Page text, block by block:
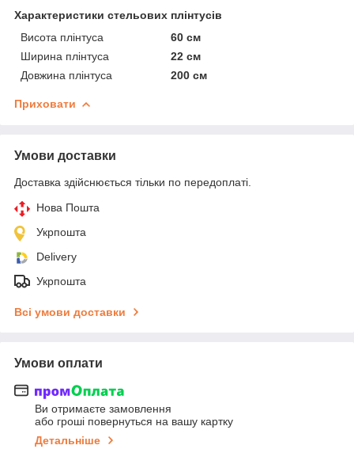
Характеристики стельових плінтусів
Висота плінтуса
60 см
Ширина плінтуса
22 см
Довжина плінтуса
200 см
Приховати
Умови доставки
Доставка здійснюється тільки по передоплаті.
Нова Пошта
Укрпошта
Delivery
Укрпошта
Всі умови доставки
Умови оплати
Ви отримаєте замовлення
або гроші повернуться на вашу картку
Детальніше